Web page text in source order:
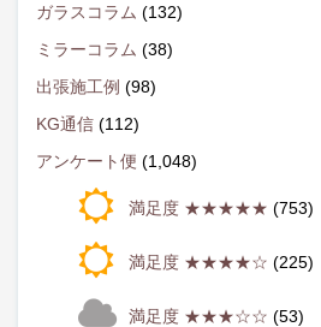
ガラスコラム (132)
ミラーコラム (38)
出張施工例 (98)
KG通信 (112)
アンケート便 (1,048)
満足度 ★★★★★ (753)
満足度 ★★★★☆ (225)
満足度 ★★★☆☆ (53)